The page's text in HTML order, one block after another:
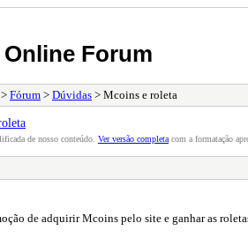
Forum
> Fórum > Dúvidas > Mcoins e roleta
de nosso conteúdo. Ver versão completa com a formatação
de adquirir Mcoins pelo site e ganhar as